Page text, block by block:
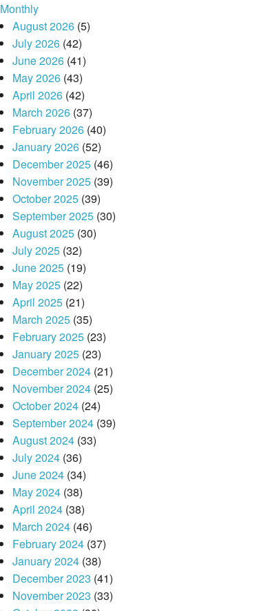
Monthly
August 2026(5)
July 2026(42)
June 2026(41)
May 2026(43)
April 2026(42)
March 2026(37)
February 2026(40)
January 2026(52)
December 2025(46)
November 2025(39)
October 2025(39)
September 2025(30)
August 2025(30)
July 2025(32)
June 2025(19)
May 2025(22)
April 2025(21)
March 2025(35)
February 2025(23)
January 2025(23)
December 2024(21)
November 2024(25)
October 2024(24)
September 2024(39)
August 2024(33)
July 2024(36)
June 2024(34)
May 2024(38)
April 2024(38)
March 2024(46)
February 2024(37)
January 2024(38)
December 2023 (41)
November 2023 (33)